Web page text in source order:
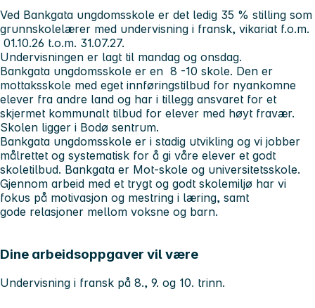
Ved Bankgata ungdomsskole er det ledig 35 % stilling som
grunnskolelærer med undervisning i fransk, vikariat f.o.m.
01.10.26 t.o.m. 31.07.27.
Undervisningen er lagt til mandag og onsdag.
Bankgata ungdomsskole er en 8 -10 skole. Den er
mottaksskole med eget innføringstilbud for nyankomne
elever fra andre land og har i tillegg ansvaret for et
skjermet kommunalt tilbud for elever med høyt fravær.
Skolen ligger i Bodø sentrum.
Bankgata ungdomsskole er i stadig utvikling og vi jobber
målrettet og systematisk for å gi våre elever et godt
skoletilbud. Bankgata er Mot-skole og universitetsskole.
Gjennom arbeid med et trygt og godt skolemiljø har vi
fokus på motivasjon og mestring i læring, samt
gode relasjoner mellom voksne og barn.
Dine arbeidsoppgaver vil være
Undervisning i fransk på 8., 9. og 10. trinn.